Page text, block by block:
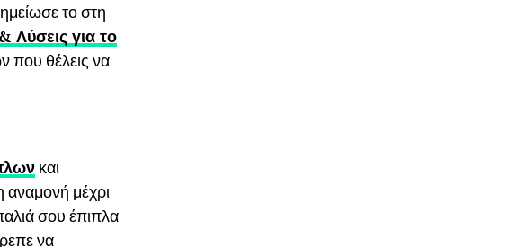
το στη
Λύσεις για το
που θέλεις να
και
αναμονή μέχρι
σου έπιπλα
να